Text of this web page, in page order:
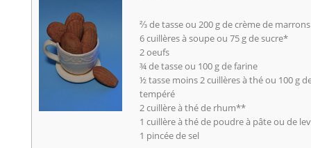
⅔ de tasse ou 200 g de crème de marrons
6 cuillères à soupe ou 75 g de sucre*
2 oeufs
¾ de tasse ou 100 g de farine
½ tasse moins 2 cuillères à thé ou 100 g
tempéré
2 cuillère à thé de rhum**
1 cuillère à thé de poudre à pâte ou de
1 pincée de sel